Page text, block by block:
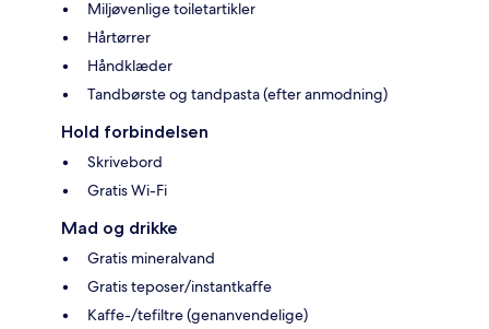
Miljøvenlige toiletartikler
Hårtørrer
Håndklæder
Tandbørste og tandpasta (efter anmodning)
Hold forbindelsen
Skrivebord
Gratis Wi-Fi
Mad og drikke
Gratis mineralvand
Gratis teposer/instantkaffe
Kaffe-/tefiltre (genanvendelige)